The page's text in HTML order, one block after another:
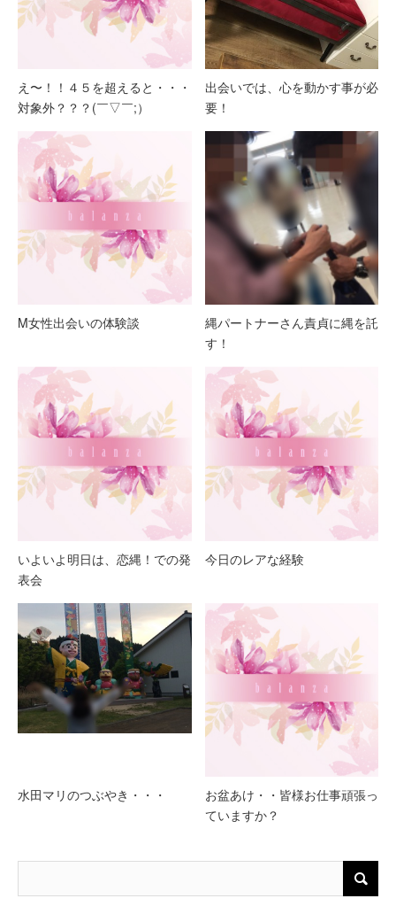
え〜！！４５を超えると・・・
対象外？？？(￣▽￣;）
出会いでは、心を動かす事が必
要！
M女性出会いの体験談
縄パートナーさん責貞に縄を託
す！
いよいよ明日は、恋縄！での発
表会
今日のレアな経験
水田マリのつぶやき・・・
お盆あけ・・皆様お仕事頑張っ
ていますか？